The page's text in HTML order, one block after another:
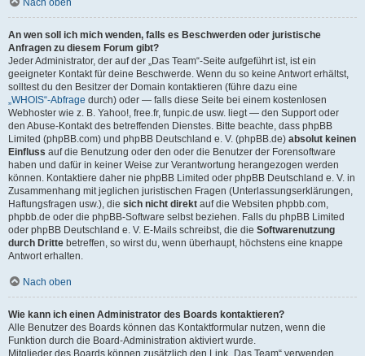
Nach oben
An wen soll ich mich wenden, falls es Beschwerden oder juristische
Anfragen zu diesem Forum gibt?
Jeder Administrator, der auf der „Das Team“-Seite aufgeführt ist, ist ein
geeigneter Kontakt für deine Beschwerde. Wenn du so keine Antwort erhältst,
solltest du den Besitzer der Domain kontaktieren (führe dazu eine
„WHOIS“-Abfrage durch) oder — falls diese Seite bei einem kostenlosen
Webhoster wie z. B. Yahoo!, free.fr, funpic.de usw. liegt — den Support oder
den Abuse-Kontakt des betreffenden Dienstes. Bitte beachte, dass phpBB
Limited (phpBB.com) und phpBB Deutschland e. V. (phpBB.de) absolut keinen
Einfluss auf die Benutzung oder den oder die Benutzer der Forensoftware
haben und dafür in keiner Weise zur Verantwortung herangezogen werden
können. Kontaktiere daher nie phpBB Limited oder phpBB Deutschland e. V. in
Zusammenhang mit jeglichen juristischen Fragen (Unterlassungserklärungen,
Haftungsfragen usw.), die sich nicht direkt auf die Websiten phpbb.com,
phpbb.de oder die phpBB-Software selbst beziehen. Falls du phpBB Limited
oder phpBB Deutschland e. V. E-Mails schreibst, die die Softwarenutzung
durch Dritte betreffen, so wirst du, wenn überhaupt, höchstens eine knappe
Antwort erhalten.
Nach oben
Wie kann ich einen Administrator des Boards kontaktieren?
Alle Benutzer des Boards können das Kontaktformular nutzen, wenn die
Funktion durch die Board-Administration aktiviert wurde.
Mitglieder des Boards können zusätzlich den Link „Das Team“ verwenden.